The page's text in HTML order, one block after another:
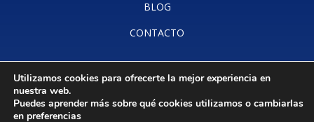
BLOG
CONTACTO
Aviso legal·Accesibilidad·Política de cookies·Política de
Utilizamos cookies para ofrecerte la mejor experiencia en
nuestra web.
Puedes aprender más sobre qué cookies utilizamos o cambiarlas
en preferencias